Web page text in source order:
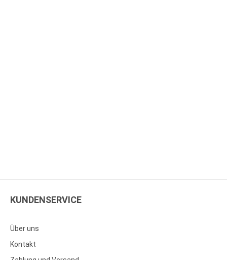
KUNDENSERVICE
Über uns
Kontakt